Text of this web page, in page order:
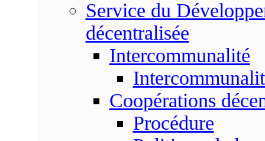
Service du
décentralisée
Intercommunalité
Coopérations
Procédure